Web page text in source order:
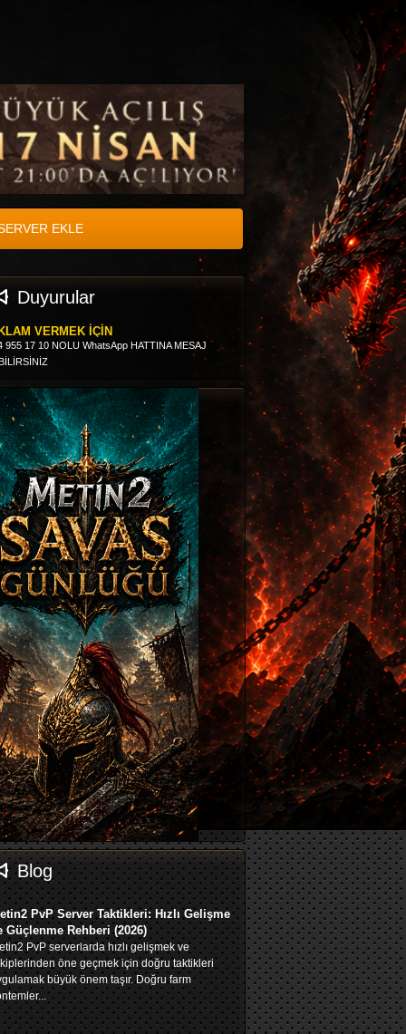
EKLE
Duyurular
VERMEK İÇİN
955 17 10 NOLU WhatsApp HATTINA MESAJ
Blog
PvP Server Taktikleri: Hızlı Gelişme
Güçlenme Rehberi (2026)
PvP serverlarda hızlı gelişmek ve
öne geçmek için doğru taktikleri
büyük önem taşır. Doğru farm